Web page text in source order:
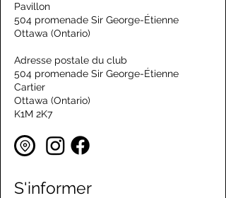
Pavillon
504 promenade Sir George-Étienne
Ottawa (Ontario)
Adresse postale du club
504 promenade Sir George-Étienne
Cartier
Ottawa (Ontario)
K1M 2K7
S'informer